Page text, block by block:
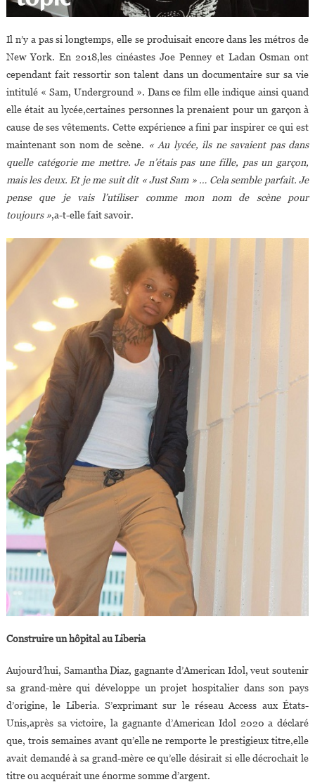
Il n’y a pas si longtemps, elle se produisait encore dans les métros de
New York. En 2018,les cinéastes Joe Penney et Ladan Osman ont
cependant fait ressortir son talent dans un documentaire sur sa vie
intitulé « Sam, Underground ». Dans ce film elle indique ainsi quand
elle était au lycée,certaines personnes la prenaient pour un garçon à
cause de ses vêtements. Cette expérience a fini par inspirer ce qui est
maintenant son nom de scène. « Au lycée, ils ne savaient pas dans
quelle catégorie me mettre. Je n’étais pas une fille, pas un garçon,
mais les deux. Et je me suit dit « Just Sam » … Cela semble parfait. Je
pense que je vais l’utiliser comme mon nom de scène pour
toujours »,a-t-elle fait savoir.
Construire un hôpital au Liberia
Aujourd’hui, Samantha Diaz, gagnante d’American Idol, veut soutenir
sa grand-mère qui développe un projet hospitalier dans son pays
d’origine, le Liberia. S’exprimant sur le réseau Access aux États-
Unis,après sa victoire, la gagnante d’American Idol 2020 a déclaré
que, trois semaines avant qu’elle ne remporte le prestigieux titre,elle
avait demandé à sa grand-mère ce qu’elle désirait si elle décrochait le
titre ou acquérait une énorme somme d’argent.